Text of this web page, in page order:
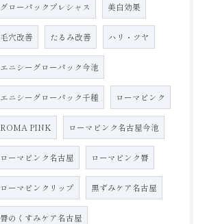
グローパックプレシャス 美白効果
毛穴改善 たるみ改善 ハリ・ツヤ
エニシーグローパック今池
エニシーグローパック千種 ローマピンク
ROMA PINK ローマピンク名古屋今池
ローマピンク名古屋 ローマピンク唇
ローマピンクリップ 黒ずみケア名古屋
唇のくすみケア名古屋